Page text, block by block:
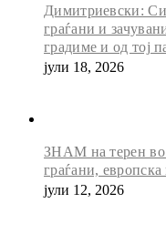
Димитриевски:
граѓани и
градиме и од тој
јули 18, 2026
ЗНАМ на терен во
граѓани,
јули 12, 2026